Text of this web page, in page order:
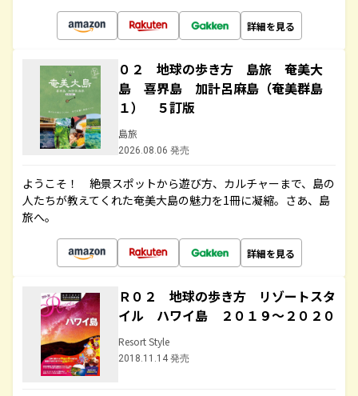
詳細を見る
０２ 地球の歩き方 島旅 奄美大
島 喜界島 加計呂麻島（奄美群島
１） ５訂版
島旅
2026.08.06 発売
ようこそ！ 絶景スポットから遊び方、カルチャーまで、島の
人たちが教えてくれた奄美大島の魅力を1冊に凝縮。さあ、島
旅へ。
詳細を見る
Ｒ０２ 地球の歩き方 リゾートスタ
イル ハワイ島 ２０１９～２０２０
Resort Style
2018.11.14 発売